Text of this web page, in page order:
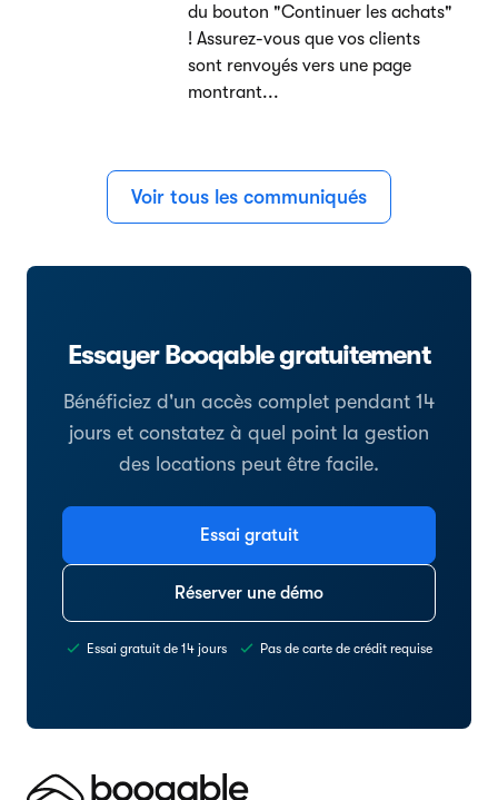
du bouton "Continuer les achats"
! Assurez-vous que vos clients
sont renvoyés vers une page
montrant...
Voir tous les communiqués
Essayer Booqable gratuitement
Bénéficiez d'un accès complet pendant 14
jours et constatez à quel point la gestion
des locations peut être facile.
Essai gratuit
Réserver une démo
Essai gratuit de 14 jours Pas de carte de crédit requise